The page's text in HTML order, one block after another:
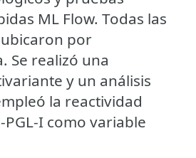
ML Flow. Todas las
por
Se realizó una
y un análisis
la reactividad
I como variable